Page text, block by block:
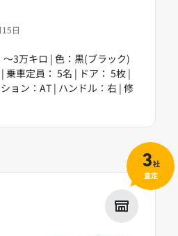
日
3万キロ | 色：黒(ブラック)
乗車定員： 5名 | ドア： 5枚 |
ョン：AT | ハンドル：右 | 修
3社
査定